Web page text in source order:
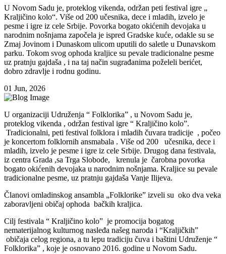
U Novom Sadu je, proteklog vikenda, održan peti festival igre „
Kraljičino kolo“. Više od 200 učesnika, dece i mladih, izvelo je
pesme i igre iz cele Srbije. Povorka bogato okićenih devojaka u
narodnim nošnjama započela je ispred Gradske kuće, odakle su se
Zmaj Jovinom i Dunaskom ulicom uputili do saletle u Dunavskom
parku. Tokom svog ophoda kraljice su pevale tradicionalne pesme
uz pratnju gajdaša , i na taj način sugrađanima poželeli berićet,
dobro zdravlje i rodnu godinu.
01 Jun, 2026
U organizaciji Udruženja “ Folklorika” , u Novom Sadu je,
proteklog vikenda , održan festival igre “ Kraljičino kolo”.
Tradicionalni, peti festival folklora i mladih čuvara tradicije , počeo
je koncertom folklornih ansmabala . Više od 200 učesnika, dece i
mladih, izvelo je pesme i igre iz cele Srbije. Drugog dana festivala,
iz centra Grada ,sa Trga Slobode, krenula je čarobna povorka
bogato okićenih devojaka u narodnim nošnjama. Kraljice su pevale
tradicionalne pesme, uz pratnju gajdaša Vanje Ilijeva.
Članovi omladinskog ansambla „Folklorike” izveli su oko dva veka
zaboravljeni običaj ophoda bačkih kraljica.
Cilj festivala “ Kraljičino kolo” je promocija bogatog
nematerijalnog kulturnog nasleđa našeg naroda i “Kraljičkih”
običaja celog regiona, a tu lepu tradiciju čuva i baštini Udruženje “
Folklorika” , koje je osnovano 2016. godine u Novom Sadu.